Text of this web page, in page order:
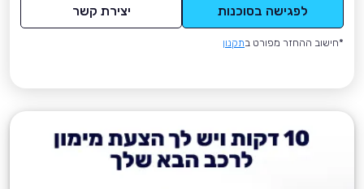
לפגישה בסוכנות יצירת קשר
*חישוב ההחזר מפורט בתקנון